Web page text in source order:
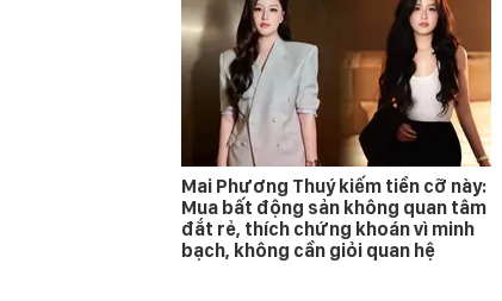
Mai Phương Thuý kiếm tiền cỡ này:
Mua bất động sản không quan tâm
đắt rẻ, thích chứng khoán vì minh
bạch, không cần giỏi quan hệ